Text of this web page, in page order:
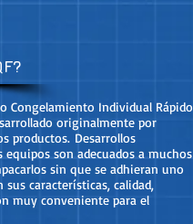
Congelamiento Individual Rápido
originalmente por
productos. Desarrollos
son adecuados a muchos
sin que se adhieran uno
características, calidad,
muy conveniente para el